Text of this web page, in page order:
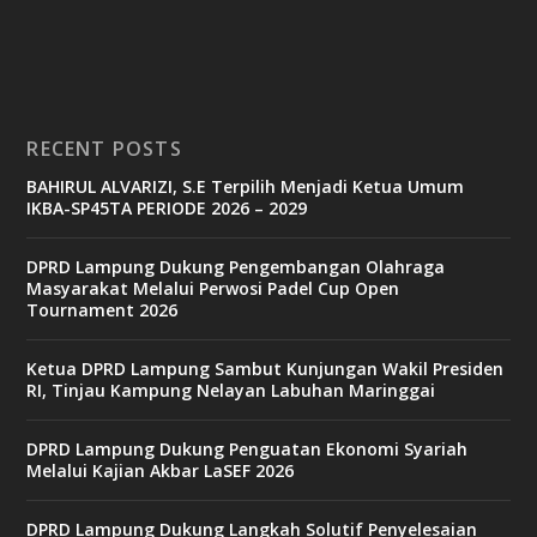
e
t
c
a
s
n
o
v
9
c
RECENT POSTS
BAHIRUL ALVARIZI, S.E Terpilih Menjadi Ketua Umum
IKBA-SP45TA PERIODE 2026 – 2029
DPRD Lampung Dukung Pengembangan Olahraga
Masyarakat Melalui Perwosi Padel Cup Open
Tournament 2026
Ketua DPRD Lampung Sambut Kunjungan Wakil Presiden
RI, Tinjau Kampung Nelayan Labuhan Maringgai
DPRD Lampung Dukung Penguatan Ekonomi Syariah
Melalui Kajian Akbar LaSEF 2026
DPRD Lampung Dukung Langkah Solutif Penyelesaian